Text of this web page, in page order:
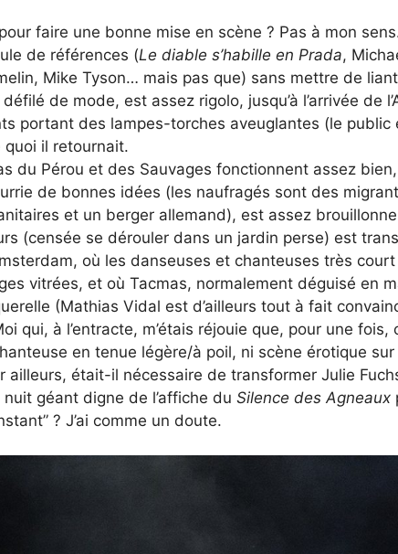
faire une bonne mise en scène ? Pas à mon
de références (Le diable s’habille en Prada,
Mike Tyson… mais pas que) sans mettre de
de mode, est assez rigolo, jusqu’à l’arrivée de
portant des lampes-torches aveuglantes (le public
quoi il retournait.
du Pérou et des Sauvages fonctionnent assez
de bonnes idées (les naufragés sont des
et un berger allemand), est assez
(censée se dérouler dans un jardin perse) est
où les danseuses et chanteuses très
vitrées, et où Tacmas, normalement déguisé en
(Mathias Vidal est d’ailleurs tout à fait
qui, à l’entracte, m’étais réjouie que, pour une fois,
en tenue légère/à poil, ni scène érotique sur
ailleurs, était-il nécessaire de transformer Julie
géant digne de l’affiche du Silence des Agneaux
? J’ai comme un doute.